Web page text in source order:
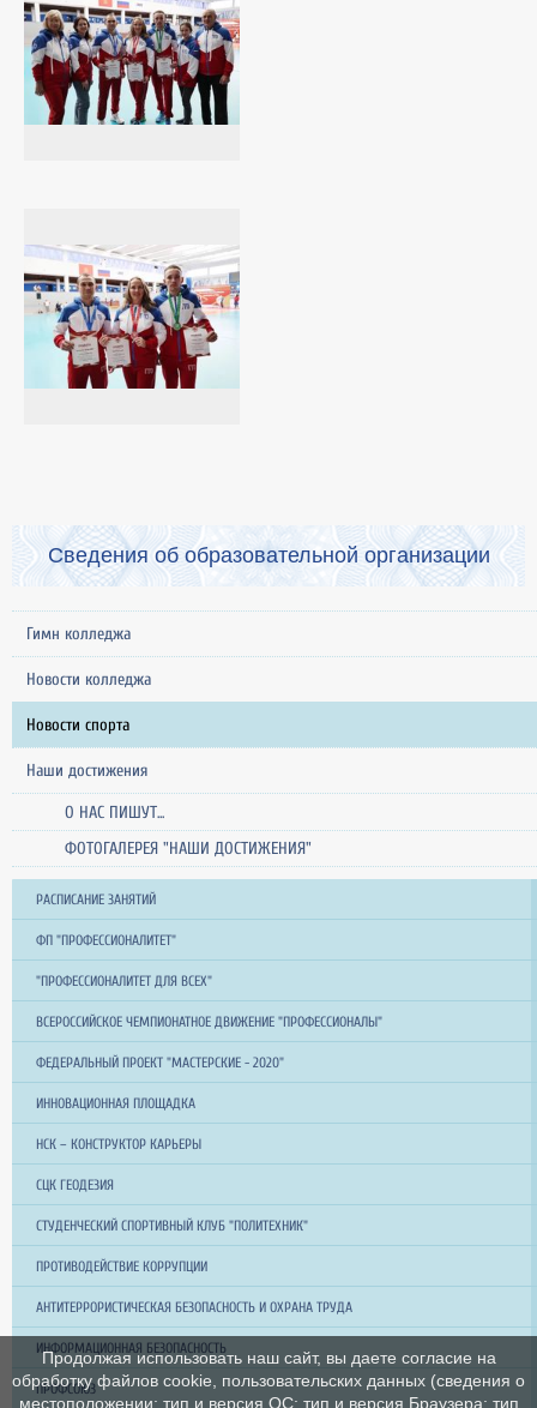
Сведения об образовательной организации
Гимн колледжа
Новости колледжа
Новости спорта
Наши достижения
О НАС ПИШУТ...
ФОТОГАЛЕРЕЯ "НАШИ ДОСТИЖЕНИЯ"
РАСПИСАНИЕ ЗАНЯТИЙ
ФП "ПРОФЕССИОНАЛИТЕТ"
"ПРОФЕССИОНАЛИТЕТ ДЛЯ ВСЕХ"
ВСЕРОССИЙСКОЕ ЧЕМПИОНАТНОЕ ДВИЖЕНИЕ "ПРОФЕССИОНАЛЫ"
ФЕДЕРАЛЬНЫЙ ПРОЕКТ "МАСТЕРСКИЕ - 2020"
ИННОВАЦИОННАЯ ПЛОЩАДКА
НСК – КОНСТРУКТОР КАРЬЕРЫ
СЦК ГЕОДЕЗИЯ
СТУДЕНЧЕСКИЙ СПОРТИВНЫЙ КЛУБ "ПОЛИТЕХНИК"
ПРОТИВОДЕЙСТВИЕ КОРРУПЦИИ
АНТИТЕРРОРИСТИЧЕСКАЯ БЕЗОПАСНОСТЬ И ОХРАНА ТРУДА
ИНФОРМАЦИОННАЯ БЕЗОПАСНОСТЬ
ПРОФСОЮЗ
Продолжая использовать наш сайт, вы даете согласие на
обработку файлов cookie, пользовательских данных (сведения о
местоположении; тип и версия ОС; тип и версия Браузера; тип